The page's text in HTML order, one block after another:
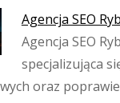
Agencja SEO
Agencja SEO
specjalizująca
oraz